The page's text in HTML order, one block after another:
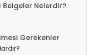
Belgeler Nelerdir?
Gerekenler